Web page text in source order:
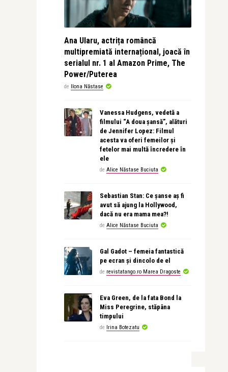
Ana Ularu, actrița româncă
multipremiată internațional, joacă în
serialul nr. 1 al Amazon Prime, The
Power/Puterea
de Ilona Năstase
Vanessa Hudgens, vedetă a
filmului “A doua șansă”, alături
de Jennifer Lopez: Filmul
acesta va oferi femeilor și
fetelor mai multă încredere în
ele
de Alice Năstase Buciuta
Sebastian Stan: Ce șanse aș fi
avut să ajung la Hollywood,
dacă nu era mama mea?!
de Alice Năstase Buciuta
Gal Gadot – femeia fantastică
pe ecran și dincolo de el
de revistatango.ro Marea Dragoste
Eva Green, de la fata Bond la
Miss Peregrine, stăpâna
timpului
de Irina Botezatu